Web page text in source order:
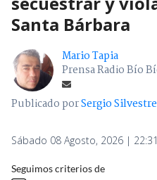
Santa Bárbara
Mario Tapia
Prensa Radio Bío
Publicado porSergio Silvestre
Sábado 08 Agosto, 2026 | 22:31
Seguimos criterios de